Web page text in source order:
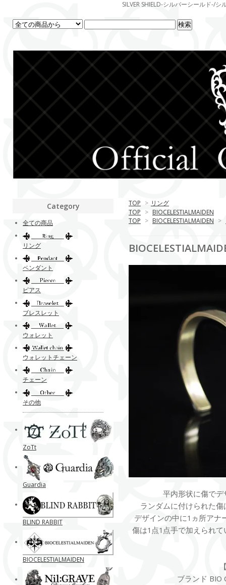
SILVER SHIELD-シルバーシールド-/
TOP > リング
TOP > BIOCELESTIALMAIDEN
TOP > BIOCELESTIALMAIDEN >
平内形状に傷で
ランダムに付けられた
デザインの中に1ヵ所アナ
傷は1点1点手で加えられ
ブランド BIO
Category
全ての商品
リング
ペンダント
ピアス
ブレスレット
ウォレット
ウォレットチェーン
チェーン
その他
ZoTt
Guardia
BLIND RABBIT
BIOCELESTIALMAIDEN